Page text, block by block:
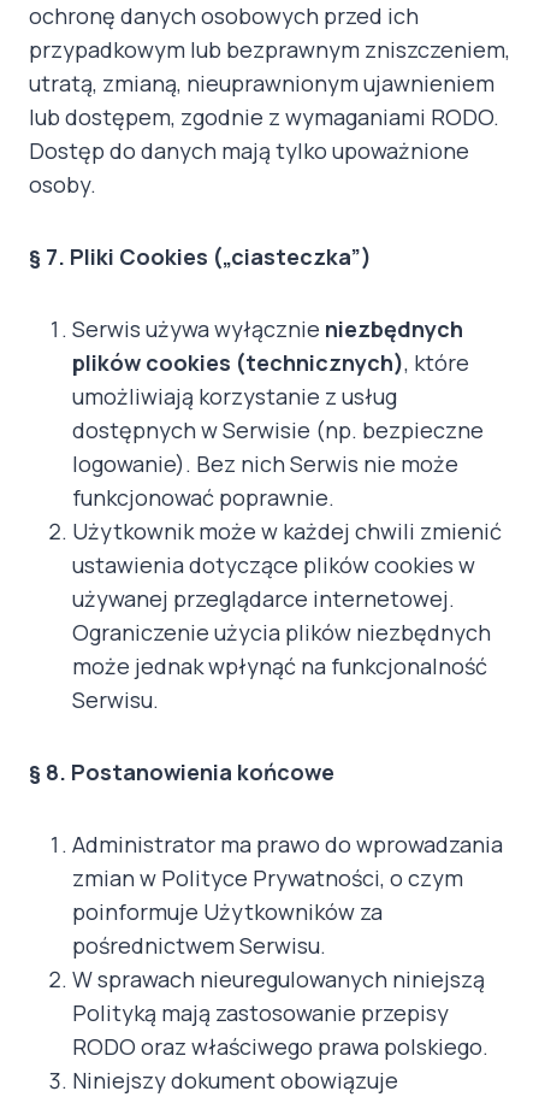
ochronę danych osobowych przed ich
przypadkowym lub bezprawnym zniszczeniem,
utratą, zmianą, nieuprawnionym ujawnieniem
lub dostępem, zgodnie z wymaganiami RODO.
Dostęp do danych mają tylko upoważnione
osoby.
§ 7. Pliki Cookies („ciasteczka”)
Serwis używa wyłącznie niezbędnych
plików cookies (technicznych), które
umożliwiają korzystanie z usług
dostępnych w Serwisie (np. bezpieczne
logowanie). Bez nich Serwis nie może
funkcjonować poprawnie.
Użytkownik może w każdej chwili zmienić
ustawienia dotyczące plików cookies w
używanej przeglądarce internetowej.
Ograniczenie użycia plików niezbędnych
może jednak wpłynąć na funkcjonalność
Serwisu.
§ 8. Postanowienia końcowe
Administrator ma prawo do wprowadzania
zmian w Polityce Prywatności, o czym
poinformuje Użytkowników za
pośrednictwem Serwisu.
W sprawach nieuregulowanych niniejszą
Polityką mają zastosowanie przepisy
RODO oraz właściwego prawa polskiego.
Niniejszy dokument obowiązuje